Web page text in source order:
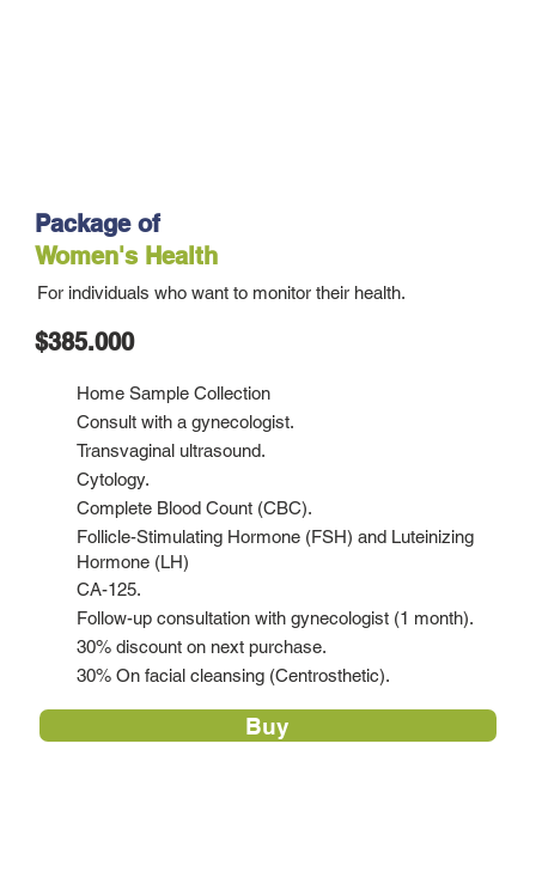
Package of
Women's Health
For individuals who want to monitor their health.
$385.000
Home Sample Collection
Consult with a gynecologist.
Transvaginal ultrasound.
Cytology.
Complete Blood Count (CBC).
Follicle-Stimulating Hormone (FSH) and Luteinizing
Hormone (LH)
CA-125.
Follow-up consultation with gynecologist (1 month).
30% discount on next purchase.
30% On facial cleansing (Centrosthetic).
Buy